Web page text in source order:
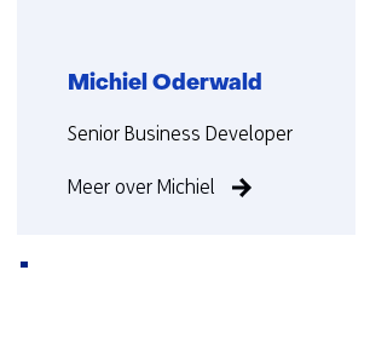
Michiel Oderwald
Functie:
Senior Business Developer
Meer over Michiel